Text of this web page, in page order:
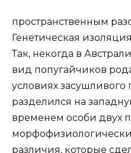
пространственным
Генетическая
Так, некогда в
вид попугайчиков
условиях
разделился на
временем особи двух
различия, которые